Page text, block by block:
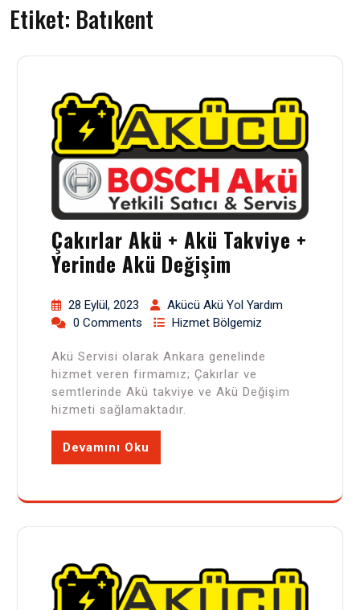
Etiket: Batıkent
Çakırlar Akü + Akü Takviye +
Yerinde Akü Değişim
28 Eylül, 2023
Akücü Akü Yol Yardım
0 Comments
Hizmet Bölgemiz
Akü Servisi olarak Ankara genelinde
hizmet veren firmamız; Çakırlar ve
semtlerinde Akü takviye ve Akü Değişim
hizmeti sağlamaktadır.
Devamını Oku